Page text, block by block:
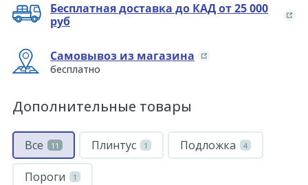
Бесплатная доставка до КАД от 25 000
руб
Самовывоз из магазина
бесплатно
Дополнительные товары
Все 11 Плинтус 1 Подложка 4
Пороги 1